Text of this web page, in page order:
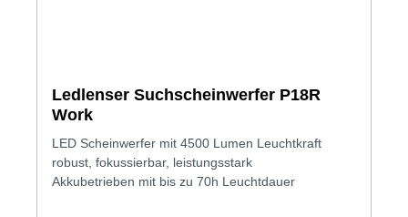
Ledlenser Suchscheinwerfer P18R
Work
LED Scheinwerfer mit 4500 Lumen Leuchtkraft
robust, fokussierbar, leistungsstark
Akkubetrieben mit bis zu 70h Leuchtdauer